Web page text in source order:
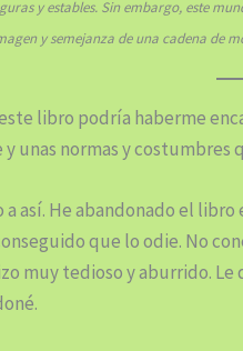
y estables. Sin embargo, este
y semejanza de una cadena de
libro podría haberme
unas normas y costumbres
a así. He abandonado el
que lo odie. No
muy tedioso y aburrido.